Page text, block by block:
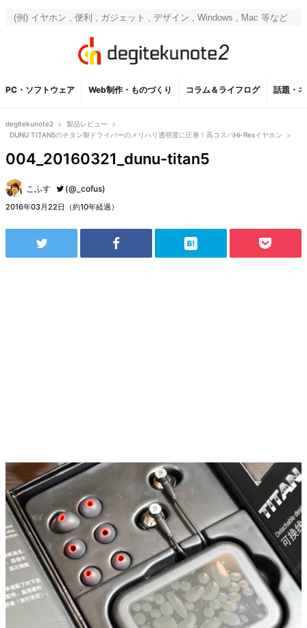
PC・ソフトウェア Web制作・ものづくり コラム＆ライフログ 話題・
degitekunote2 > 製品レビュー
>
DUNU TITAN5のチタン製ドライバーのメリハリ透明度に圧巻！高コスパHi-Resイヤホン
>
004_20160321_dunu-titan5
こふす (@_cofus)
2016年03月22日（約10年経過）